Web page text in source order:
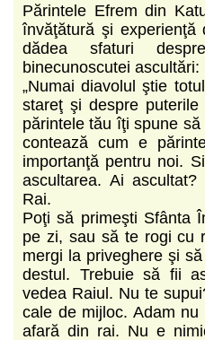
Părintele Efrem din
învăţătură şi experienţă
dădea sfaturi
binecunoscutei ascultări:
„Numai diavolul ştie
stareţ şi despre
părintele tău îţi spune
contează cum e
importanţă pentru noi.
ascultarea. Ai
Rai.
Poţi să primeşti Sfânta
pe zi, sau să te rogi cu
mergi la priveghere şi
destul. Trebuie să fii
vedea Raiul. Nu te
cale de mijloc. Adam
afară din rai. Nu e